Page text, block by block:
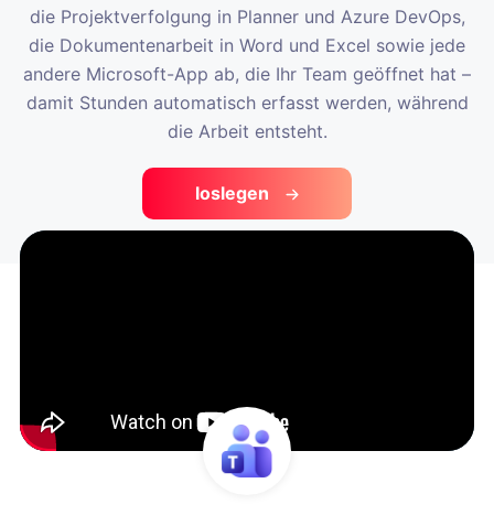
die Projektverfolgung in Planner und Azure DevOps,
die Dokumentenarbeit in Word und Excel sowie jede
andere Microsoft-App ab, die Ihr Team geöffnet hat –
damit Stunden automatisch erfasst werden, während
die Arbeit entsteht.
loslegen